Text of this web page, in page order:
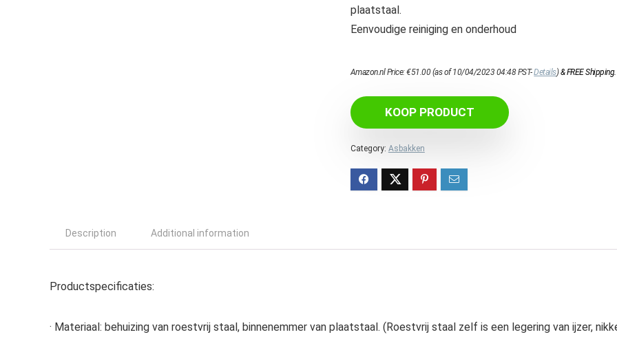
plaatstaal.
Eenvoudige reiniging en onderhoud
Amazon.nl Price:€51.00(as of 10/04/2023 04:48 PST-Details)&FREE Shipping.
KOOP PRODUCT
Category: Asbakken
Description Additional information
Productspecificaties:
· Materiaal: behuizing van roestvrij staal, binnenemmer van plaatstaal. (Roestvrij staal zelf is een legering van ijzer,